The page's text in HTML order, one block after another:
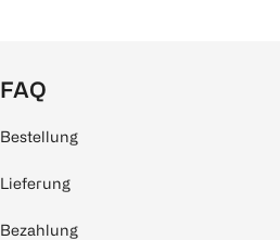
FAQ
Bestellung
Lieferung
Bezahlung